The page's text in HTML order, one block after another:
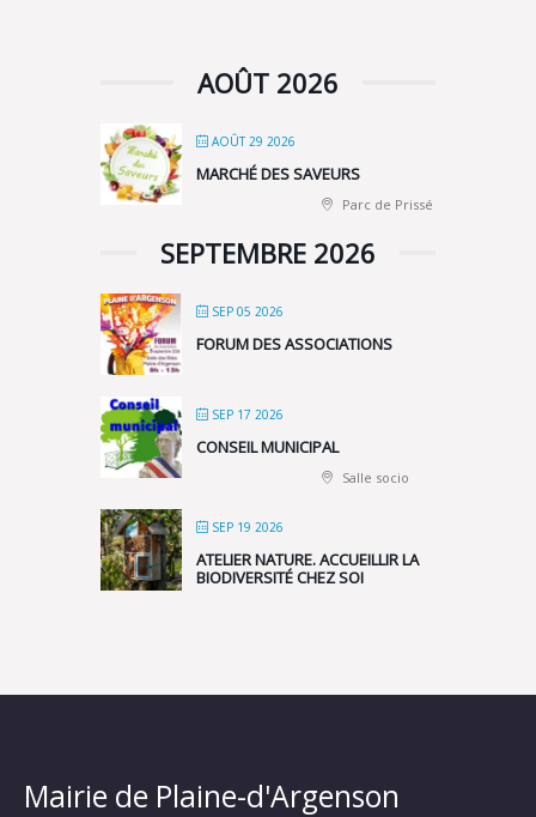
AOÛT 2026
AOÛT 29 2026
MARCHÉ DES SAVEURS
Parc de Prissé
SEPTEMBRE 2026
SEP 05 2026
FORUM DES ASSOCIATIONS
SEP 17 2026
CONSEIL MUNICIPAL
Salle socio
SEP 19 2026
ATELIER NATURE. ACCUEILLIR LA
BIODIVERSITÉ CHEZ SOI
Mairie de Plaine-d'Argenson